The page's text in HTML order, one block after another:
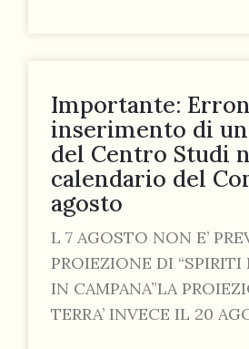
Importante:
inserimento di
del Centro Studi
calendario del
agosto
L 7 AGOSTO NON E’
PROIEZIONE DI “SPIRITI
IN CAMPANA”LA
TERRA’ INVECE IL 20